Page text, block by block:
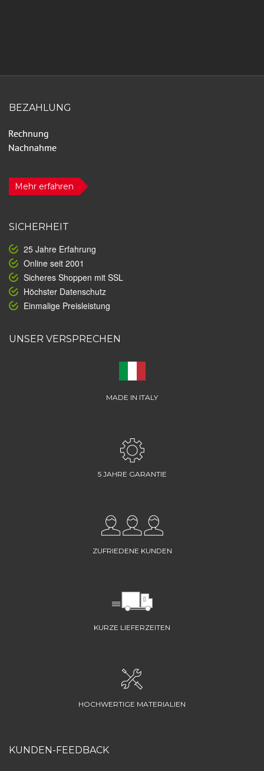
BEZAHLUNG
Mehr erfahren
SICHERHEIT
25 Jahre Erfahrung
Online seit 2001
Sicheres Shoppen mit SSL
Höchster Datenschutz
Einmalige Preisleistung
UNSER VERSPRECHEN
MADE IN ITALY
5 JAHRE GARANTIE
ZUFRIEDENE KUNDEN
KURZE LIEFERZEITEN
HOCHWERTIGE MATERIALIEN
KUNDEN-FEEDBACK